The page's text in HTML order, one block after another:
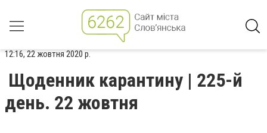
12:16, 22 жовтня 2020 р.
Щоденник карантину | 225-й
день. 22 жовтня